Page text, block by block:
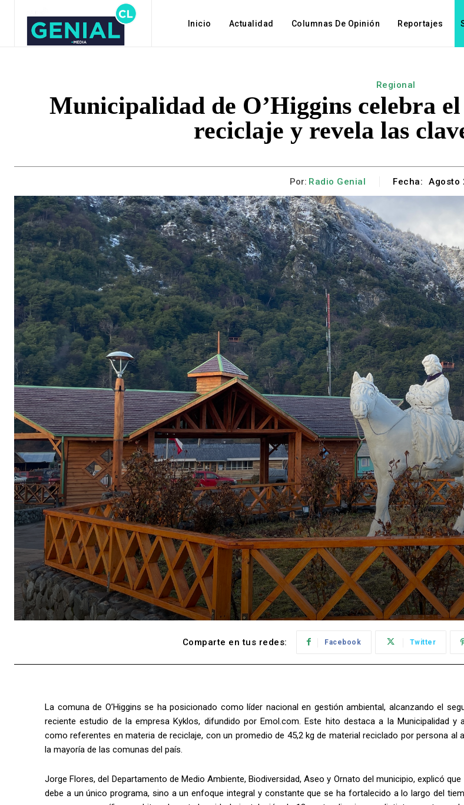
Inicio Actualidad Columnas De Opinión Reportajes
Regional
Municipalidad de O’Higgins celebra
reciclaje y revela las
Por: Radio Genial Fecha: Agosto
Comparte en tus redes: Facebook Twitter
La comuna de O’Higgins se ha posicionado como líder nacional en gestión ambiental, alcanzando el
reciente estudio de la empresa Kyklos, difundido por Emol.com. Este hito destaca a la Municipalidad y
como referentes en materia de reciclaje, con un promedio de 45,2 kg de material reciclado por persona al
la mayoría de las comunas del país.
Jorge Flores, del Departamento de Medio Ambiente, Biodiversidad, Aseo y Ornato del municipio, explicó
debe a un único programa, sino a un enfoque integral y constante que se ha fortalecido a lo largo del